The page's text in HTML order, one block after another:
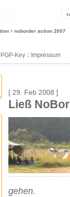
noborder action 2007
PGP-Key :: Impressum
[ 29. Feb 2008 ]
Ließ
gehen.